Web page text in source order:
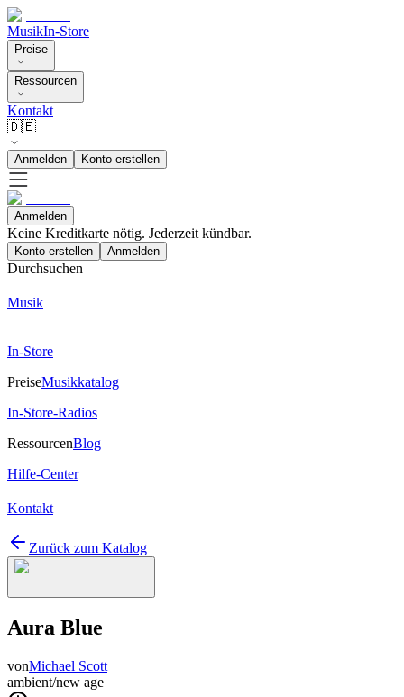
MusikIn-Store
Preise
Ressourcen
Kontakt
🇩🇪
Anmelden Konto erstellen
Anmelden
Keine Kreditkarte nötig. Jederzeit kündbar.
Konto erstellen Anmelden
Durchsuchen
Musik
In-Store
PreiseMusikkatalog
In-Store-Radios
RessourcenBlog
Hilfe-Center
Kontakt
Zurück zum Katalog
Aura Blue
vonMichael Scott
ambient/new age